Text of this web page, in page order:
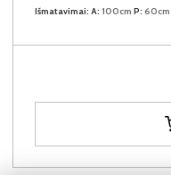
Išmatavimai: A: 100cm P: 60cm